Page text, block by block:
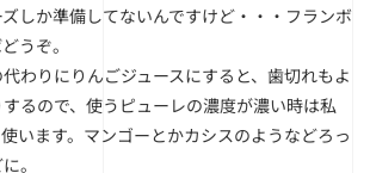
しか準備してないんですけど・・・フランボ
うぞ。
わりにりんごジュースにすると、歯切れもよ
るので、使うピューレの濃度が濃い時は私
います。マンゴーとかカシスのようなどろっ
。